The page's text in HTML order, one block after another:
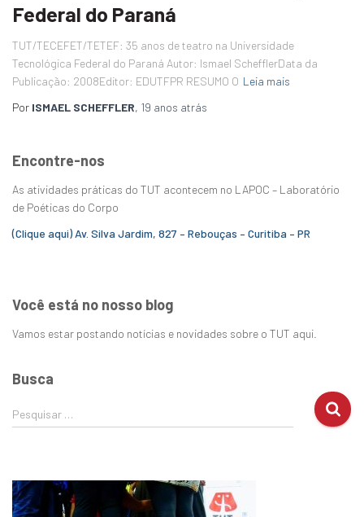
Federal do Paraná
TUT/TECEFET/TETEF: 35 anos de teatro na Universidade
Tecnológica Federal do Paraná Autor: Ismael SchefflerData da
Publicação: 2008Editor: EDUTFPR RESUMO O Leia mais
Por ISMAEL SCHEFFLER, 19 anos atrás
Encontre-nos
As atividades práticas do TUT acontecem no LAPOC – Laboratório
de Poéticas do Corpo
(Clique aqui) Av. Silva Jardim, 827 – Rebouças – Curitiba – PR
Você está no nosso blog
Vamos estar postando notícias e novidades sobre o TUT aqui.
Busca
Pesquisar …